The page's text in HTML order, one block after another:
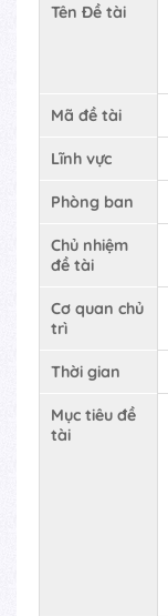
Tên Đề tài
Mã đề tài
Lĩnh vực
Phòng ban
Chủ nhiệm
đề tài
Cơ quan chủ
trì
Thời gian
Mục tiêu đề
tài